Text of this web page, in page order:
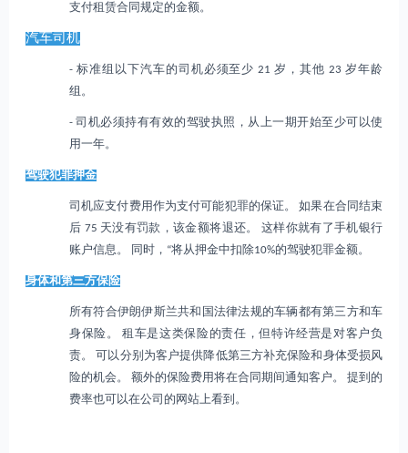
支付租赁合同规定的金额。
汽车司机
- 标准组以下汽车的司机必须至少 21 岁，其他 23 岁年龄
组。
- 司机必须持有有效的驾驶执照，从上一期开始至少可以使
用一年。
驾驶犯罪押金
司机应支付费用作为支付可能犯罪的保证。 如果在合同结束
后 75 天没有罚款，该金额将退还。 这样你就有了手机银行
账户信息。 同时，“将从押金中扣除10%的驾驶犯罪金额。
身体和第三方保险
所有符合伊朗伊斯兰共和国法律法规的车辆都有第三方和车
身保险。 租车是这类保险的责任，但特许经营是对客户负
责。 可以分别为客户提供降低第三方补充保险和身体受损风
险的机会。 额外的保险费用将在合同期间通知客户。 提到的
费率也可以在公司的网站上看到。